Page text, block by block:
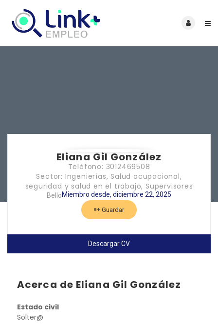
Eliana Gil González
Teléfono: 3012469508
Sector: Ingenierías, Salud ocupacional,
seguridad y salud en el trabajo, Supervisores
BelloMiembro desde, diciembre 22, 2025
Guardar
Descargar CV
Acerca de Eliana Gil González
Estado civil
Solter@